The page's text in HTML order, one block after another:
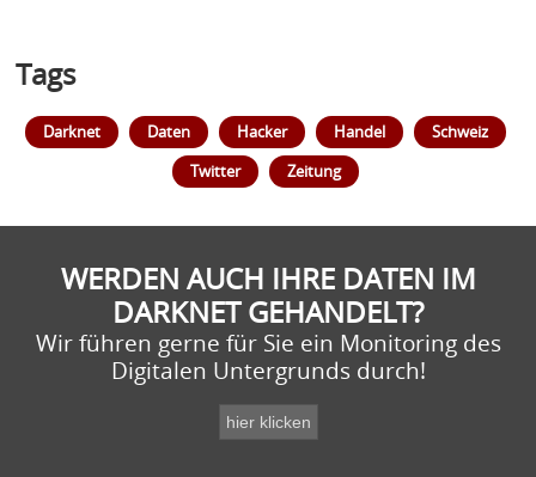
Tags
Darknet Daten Hacker Handel
Schweiz
Twitter
Zeitung
WERDEN AUCH IHRE DATEN IM
DARKNET GEHANDELT?
Wir führen gerne für Sie ein Monitoring des
Digitalen Untergrunds durch!